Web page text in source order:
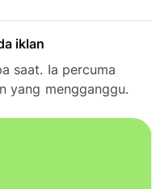
iklan
saat. Ia percuma
yang mengganggu.